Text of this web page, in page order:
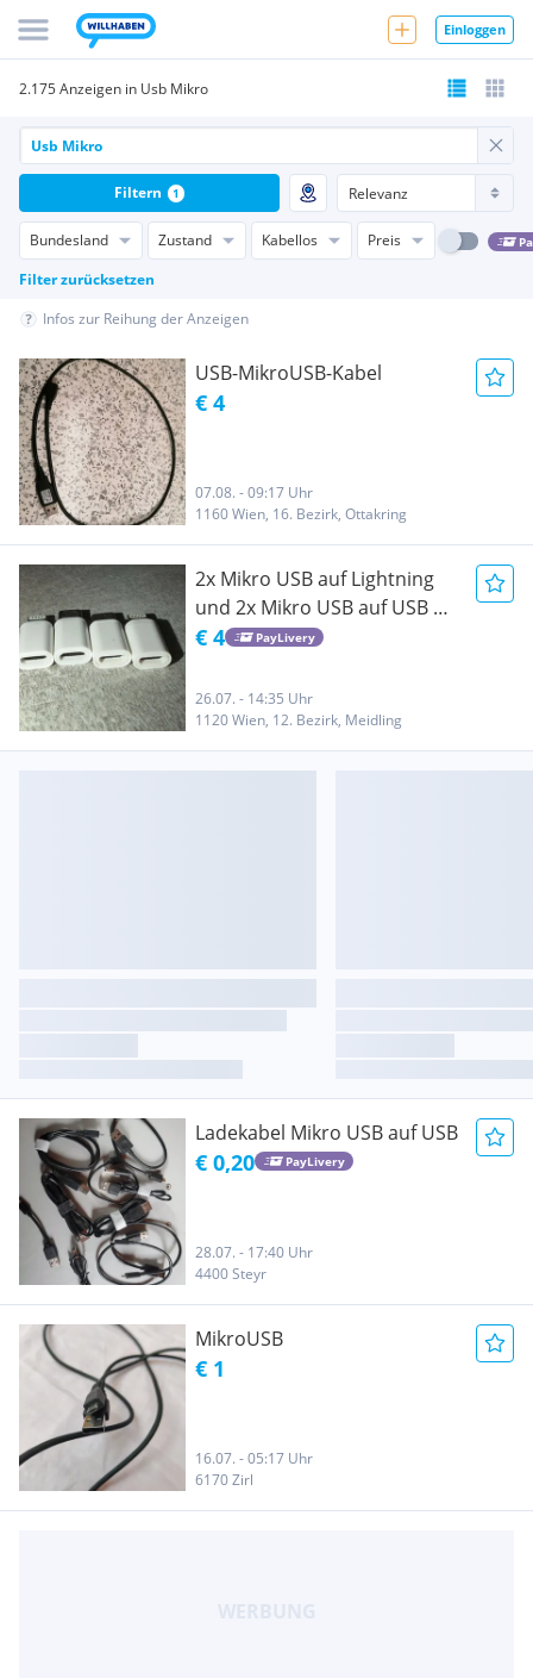
Einloggen
2.175 Anzeigen in Usb Mikro
Bundesland Zustand Kabellos Preis
Filter zurücksetzen
Filtern 1
Infos zur Reihung der Anzeigen
USB-MikroUSB-Kabel
€ 4
07.08. - 09:17 Uhr
1160 Wien, 16. Bezirk, Ottakring
2x Mikro USB auf Lightning
und 2x Mikro USB auf USB C
Adapter
€ 4 PayLivery
26.07. - 14:35 Uhr
1120 Wien, 12. Bezirk, Meidling
Ladekabel Mikro USB auf USB
€ 0,20 PayLivery
28.07. - 17:40 Uhr
4400 Steyr
MikroUSB
€ 1
16.07. - 05:17 Uhr
6170 Zirl